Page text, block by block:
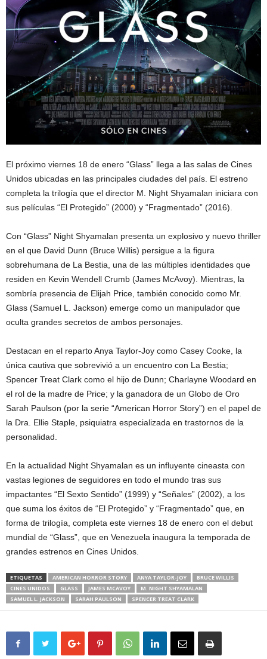
El próximo viernes 18 de enero “Glass” llega a las salas de Cines
Unidos ubicadas en las principales ciudades del país. El estreno
completa la trilogía que el director M. Night Shyamalan iniciara con
sus películas “El Protegido” (2000) y “Fragmentado” (2016).
Con “Glass” Night Shyamalan presenta un explosivo y nuevo thriller
en el que David Dunn (Bruce Willis) persigue a la figura
sobrehumana de La Bestia, una de las múltiples identidades que
residen en Kevin Wendell Crumb (James McAvoy). Mientras, la
sombría presencia de Elijah Price, también conocido como Mr.
Glass (Samuel L. Jackson) emerge como un manipulador que
oculta grandes secretos de ambos personajes.
Destacan en el reparto Anya Taylor-Joy como Casey Cooke, la
única cautiva que sobrevivió a un encuentro con La Bestia;
Spencer Treat Clark como el hijo de Dunn; Charlayne Woodard en
el rol de la madre de Price; y la ganadora de un Globo de Oro
Sarah Paulson (por la serie “American Horror Story”) en el papel de
la Dra. Ellie Staple, psiquiatra especializada en trastornos de la
personalidad.
En la actualidad Night Shyamalan es un influyente cineasta con
vastas legiones de seguidores en todo el mundo tras sus
impactantes “El Sexto Sentido” (1999) y “Señales” (2002), a los
que suma los éxitos de “El Protegido” y “Fragmentado” que, en
forma de trilogía, completa este viernes 18 de enero con el debut
mundial de “Glass”, que en Venezuela inaugura la temporada de
grandes estrenos en Cines Unidos.
ETIQUETAS AMERICAN HORROR STORY ANYA TAYLOR-JOY
BRUCE WILLIS
CINES UNIDOS
GLASS JAMES MCAVOY
M. NIGHT SHYAMALAN
SAMUEL L. JACKSON
SARAH PAULSON SPENCER TREAT CLARK